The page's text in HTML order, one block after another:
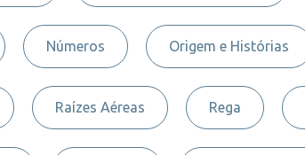
Números Origem e Histórias
Raízes Aéreas Rega